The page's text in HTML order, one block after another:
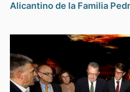
Alicantino de la Familia